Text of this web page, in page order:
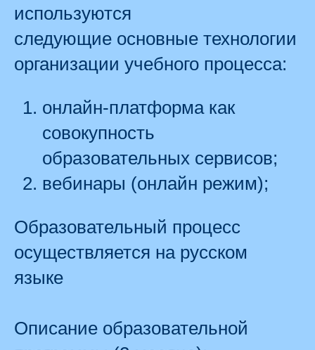
используются
следующие основные технологии
организации учебного процесса:
онлайн-платформа как
совокупность
образовательных сервисов;
вебинары (онлайн режим);
Образовательный процесс
осуществляется на русском
языке
Описание образовательной